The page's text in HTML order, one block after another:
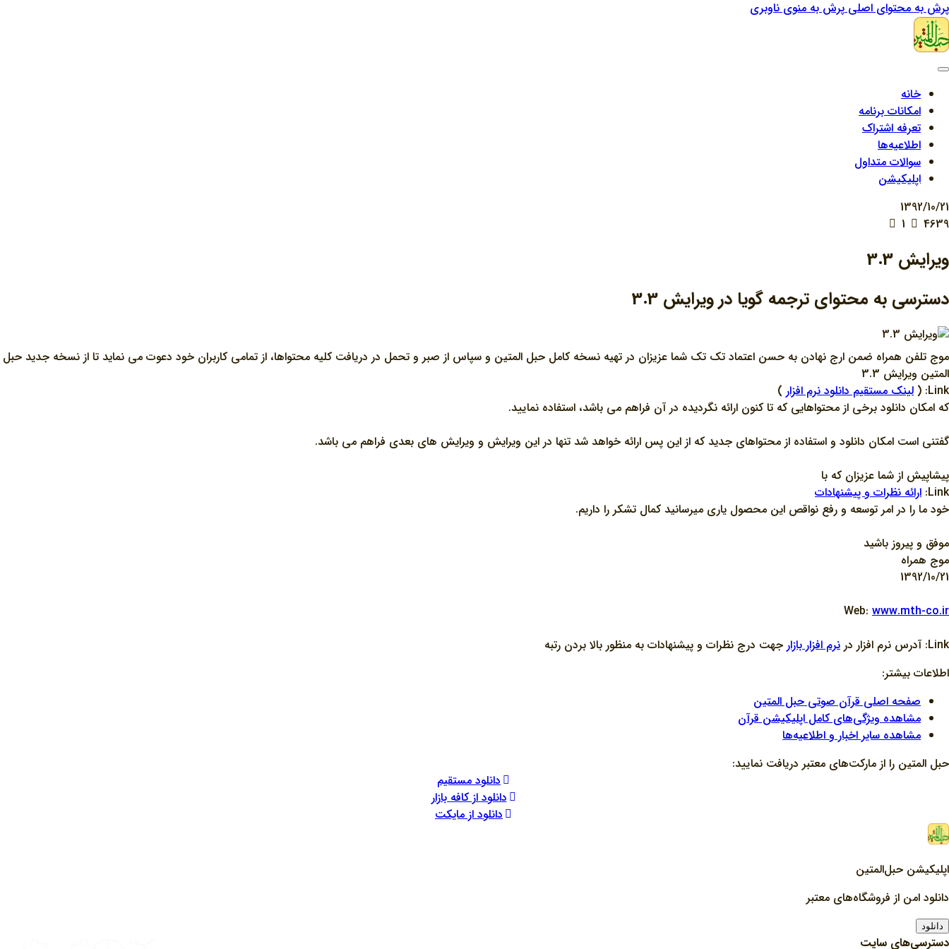
پرش به محتوای اصلیپرش به منوی ناوبری
خانه
امکانات برنامه
تعرفه اشتراک
اطلاعیه‌ها
سوالات متداول
اپلیکیشن
1392/10/21
4639
ويرايش 3.3
دسترسی به محتواي ترجمه گویا در ويرایش 3.3
موج تلفن همراه ضمن ارج نهادن به حسن اعتماد تک تک شما عزيزان در تهيه نسخه کامل حبل المتين و سپاس از صبر و تحمل در دريافت کليه محتواها، از تمامي کاربران خود دعوت مي نمايد تا از نسخه جديد حبل
المتين ويرايش 3.3
Link: (
لينک مستقيم دانلود نرم افزار )
که امکان دانلود برخي از محتواهايي که تا کنون ارائه نگرديده در آن فراهم مي باشد، استفاده نماييد.
گفتني است امکان دانلود و استفاده از محتواهاي جديد که از اين پس ارائه خواهد شد تنها در اين ويرايش و ويرايش هاي بعدي فراهم مي باشد.
پيشاپيش از شما عزيزان که با
Link: ارائه نظرات و پيشنهادات
خود ما را در امر توسعه و رفع نواقص اين محصول ياري ميرسانيد کمال تشکر را داريم.
موفق و پيروز باشيد
موج همراه
1392/10/21
Web: www.mth-co.ir
Link: آدرس نرم افزار در
نرم افزار بازار جهت درج نظرات و پيشنهادات به منظور بالا بردن رتبه
اطلاعات بیشتر:
صفحه اصلی قرآن صوتی حبل المتین
مشاهده ویژگی‌های کامل اپلیکیشن قرآن
مشاهده سایر اخبار و اطلاعیه‌ها
حبل المتین را از مارکت‌های معتبر دریافت نمایید:
دانلود مستقیم
دانلود از کافه بازار
دانلود از مایکت
اپلیکیشن حبل‌المتین
دانلود امن از فروشگاه‌های معتبر
دانلود
دسترسی‌های سایت